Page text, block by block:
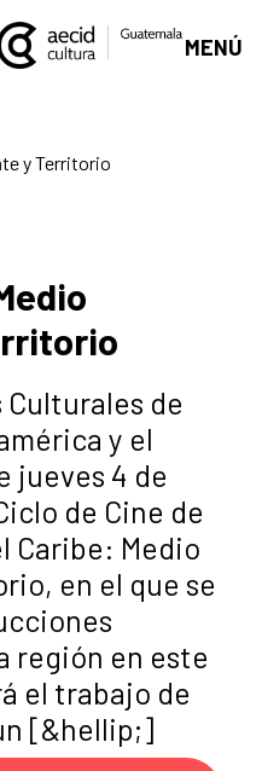
MENÚ
y Territorio
Culturales de
y el
jueves 4 de
de Cine de
Caribe: Medio
en el que se
región en este
el trabajo de
[&hellip;]